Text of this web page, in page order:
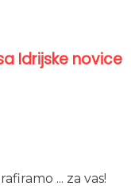
Idrijske novice
... za vas!